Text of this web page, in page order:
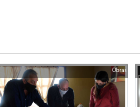
Obras